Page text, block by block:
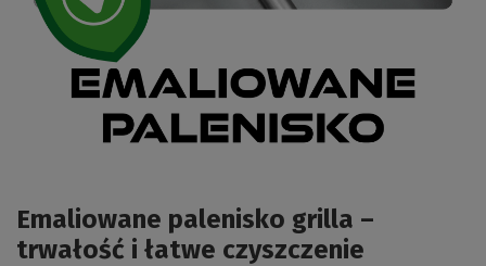
Emaliowane palenisko grilla –
trwałość i łatwe czyszczenie